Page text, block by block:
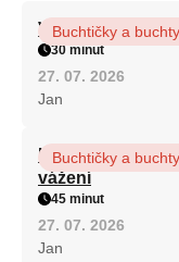
Vláčná olejová
Buchtičky a buchty
30 minut
27. 07. 2026
Jan
Hrnková
vážení
Buchtičky a buchty
45 minut
27. 07. 2026
Jan